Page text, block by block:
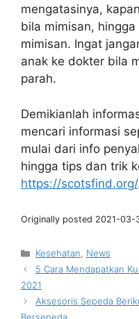
mengatasinya,
bila mimisan,
mimisan. Ingat
anak ke dokter bila
parah.
Demikianlah
mencari informasi
mulai dari info
hingga tips dan trik
https://scotsfind.org/
Originally posted 2021-03-
Kategori
Kesehatan
News
5 Cara Mendapatkan
2021
Aksesoris Sepeda